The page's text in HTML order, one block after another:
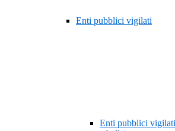
Enti pubblici vigilati
Enti pubblici